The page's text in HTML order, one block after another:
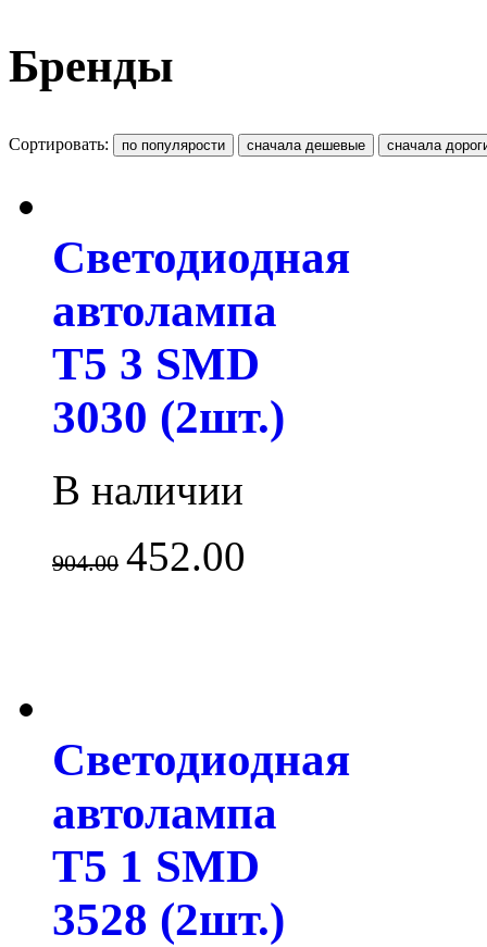
Бренды
Сортировать:
Светодиодная
автолампа
T5 3 SMD
3030 (2шт.)
В наличии
904.00 452.00
Светодиодная
автолампа
T5 1 SMD
3528 (2шт.)